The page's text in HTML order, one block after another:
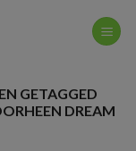
GETAGGED
DREAM